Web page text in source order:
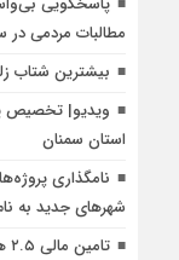
مطالبات مردمی در
بیشترین شتاب زلزله ۴ فروردین در روستای حرجند
استان سمنان
نامگذاری
شهرهای جدید به